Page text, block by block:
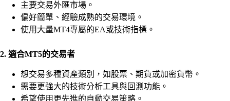
主要交易外匯市場。
偏好簡單、經驗成熟的交易環境。
使用大量MT4專屬的EA或技術指標。
2. 適合MT5的交易者
想交易多種資產類別，如股票、期貨或加密貨幣。
需要更強大的技術分析工具與回測功能。
希望使用更先進的自動交易策略。